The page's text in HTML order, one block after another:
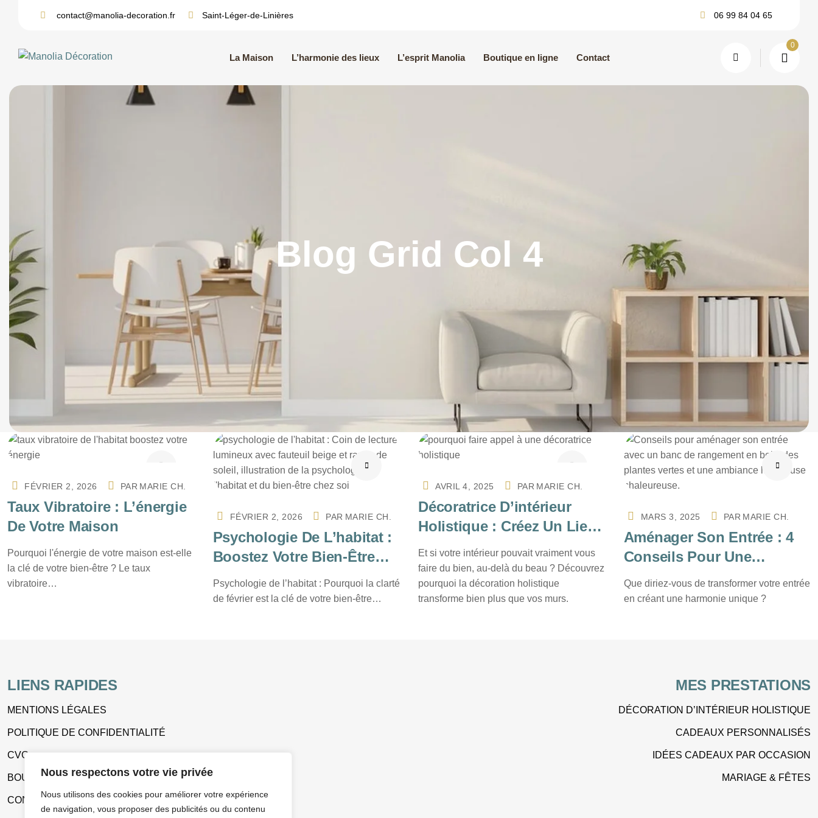
Nous respectons votre vie privée
Nous utilisons des cookies pour améliorer votre expérience
de navigation, vous proposer des publicités ou du contenu
contact@manolia-decoration.fr Saint-Léger-de-Linières 06 99 84 04 65
La Maison L’harmonie des lieux L’esprit Manolia Boutique en ligne Contact
0
Blog Grid Col 4
FÉVRIER 2, 2026 PAR MARIE CH.
Taux Vibratoire : L’énergie
De Votre Maison
Pourquoi l'énergie de votre maison est-elle
la clé de votre bien-être ? Le taux
vibratoire…
FÉVRIER 2, 2026 PAR MARIE CH.
Psychologie De L’habitat :
Boostez Votre Bien-Être
Avec La Clarté
Psychologie de l’habitat : Pourquoi la clarté
de février est la clé de votre bien-être…
AVRIL 4, 2025 PAR MARIE CH.
Décoratrice D’intérieur
Holistique : Créez Un Lieu
Source
Et si votre intérieur pouvait vraiment vous
faire du bien, au-delà du beau ? Découvrez
pourquoi la décoration holistique
transforme bien plus que vos murs.
MARS 3, 2025 PAR MARIE CH.
Aménager Son Entrée : 4
Conseils Pour Une
Harmonie Intérieure
Que diriez-vous de transformer votre entrée
en créant une harmonie unique ?
LIENS RAPIDES
MENTIONS LÉGALES
POLITIQUE DE CONFIDENTIALITÉ
CVG
BOUTIQUE EN LIGNE
CONTACT
MES PRESTATIONS
DÉCORATION D’INTÉRIEUR HOLISTIQUE
CADEAUX PERSONNALISÉS
IDÉES CADEAUX PAR OCCASION
MARIAGE & FÊTES